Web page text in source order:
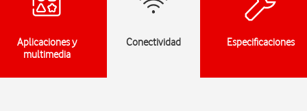
Aplicaciones y
multimedia
Conectividad Especificaciones